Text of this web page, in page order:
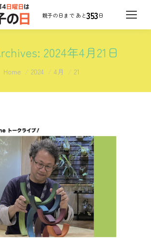
353日
2024年4月21日
You are here:
Home 2024 4月 21